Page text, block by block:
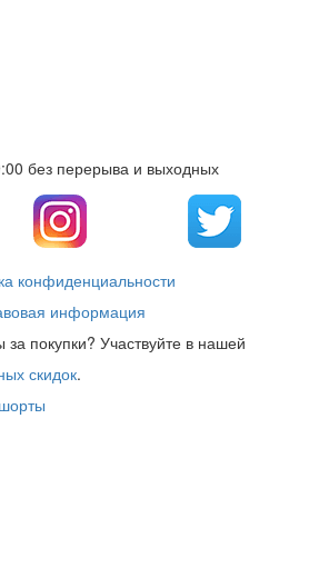
без перерыва и выходных
конфиденциальности
информация
за покупки? Участвуйте в нашей
скидок.